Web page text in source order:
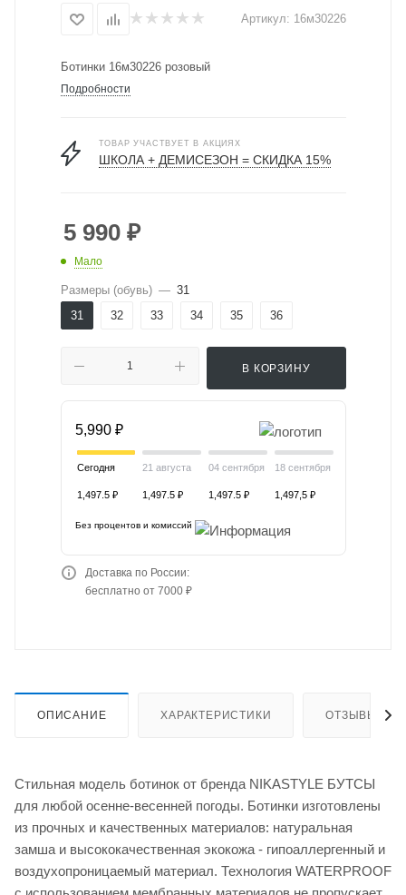
Артикул: 16м30226
Ботинки 16м30226 розовый
Подробности
ТОВАР УЧАСТВУЕТ В АКЦИЯХ
ШКОЛА + ДЕМИСЕЗОН = СКИДКА 15%
5 990₽
Мало
Размеры (обувь) — 31
31
32 33 34 35 36
В КОРЗИНУ
5,990 ₽
Сегодня
1,497.5 ₽
21 августа
1,497.5 ₽
04 сентября
1,497.5 ₽
18 сентября
1,497,5 ₽
Без процентов и комиссий
Доставка по России:
бесплатно от 7000 ₽
ОПИСАНИЕ ХАРАКТЕРИСТИКИ ОТЗЫВЫ
Стильная модель ботинок от бренда NIKASTYLE БУТСЫ
для любой осенне-весенней погоды. Ботинки изготовлены
из прочных и качественных материалов: натуральная
замша и высококачественная экокожа - гипоаллергенный и
воздухопроницаемый материал. Технология WATERPROOF